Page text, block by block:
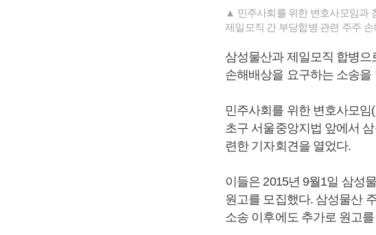
▲ 민주사회를 위한 변호사모임과
제일모직 간 부당합병 관련 주주
삼성물산과 제일모직 합병으
손해배상을 요구하는 소송을
민주사회를 위한 변호사모
초구 서울중앙지법 앞에서
련한 기자회견을 열었다.
이들은 2015년 9월1일 삼성
원고를 모집했다. 삼성물산
소송 이후에도 추가로 원고